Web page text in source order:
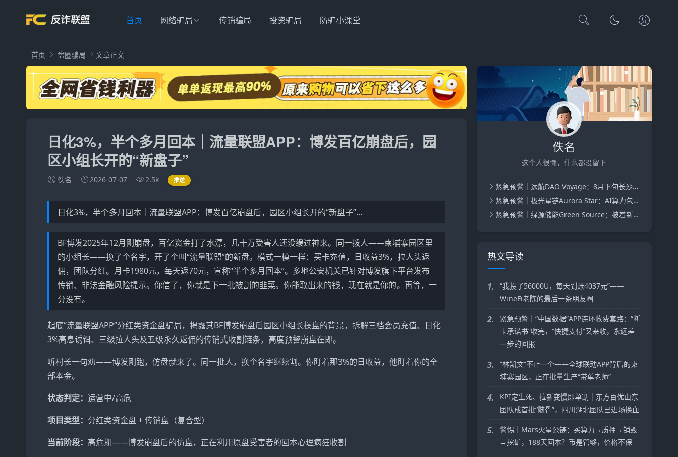
首页 网络骗局 传销骗局 投资骗局 防骗小课堂
首页 盘圈骗局 文章正文
日化3%，半个多月回本｜流量联盟APP：博发百亿崩盘后，园
区小组长开的“新盘子”
佚名 2026-07-07 2.5k 推送
日化3%，半个多月回本｜流量联盟APP：博发百亿崩盘后，园区小组长开的“新盘子”...
BF博发2025年12月刚崩盘，百亿资金打了水漂，几十万受害人还没缓过神来。同一拨人——柬埔寨园区里
的小组长——换了个名字，开了个叫“流量联盟”的新盘。模式一模一样：买卡充值，日收益3%，拉人头返
佣，团队分红。月卡1980元，每天返70元，宣称“半个多月回本”。多地公安机关已针对博发旗下平台发布
传销、非法金融风险提示。你信了，你就是下一批被割的韭菜。你能取出来的钱，现在就是你的。再等，一
分没有。
起底“流量联盟APP”分红类资金盘骗局，揭露其BF博发崩盘后园区小组长操盘的背景，拆解三档会员充值、日化
3%高息诱饵、三级拉人头及五级永久返佣的传销式收割链条，高度预警崩盘在即。
听村长一句劝——博发刚跑，仿盘就来了。同一批人，换个名字继续割。你盯着那3%的日收益，他盯着你的全
部本金。
状态判定： 运营中/高危
项目类型： 分红类资金盘 + 传销盘（复合型）
当前阶段： 高危期——博发崩盘后的仿盘，正在利用原盘受害者的回本心理疯狂收割
佚名
这个人很懒，什么都没留下
紧急预警｜远航DAO Voyage：8月下旬长沙启动大会，旧盘团队平移，RWA+大宗商品包装——又是庞氏滚盘的老剧本
紧急预警｜极光星链Aurora Star：AI算力包装下的快盘骗局，认购即入坑
紧急预警｜绿源储能Green Source：披着新能源外衣的庞氏传销盘，8月千人大会就是收割信号
热文导读
1.
“我投了56000U，每天到账4037元”——
WineFi老陈的最后一条朋友圈
2.
紧急预警｜“中国数据”APP连环收费套路：“断
卡承诺书”收完，“快捷支付”又来收，永远差
一步的回报
3.
“林凯文”不止一个——全球联动APP背后的柬
埔寨园区，正在批量生产“带单老师”
4.
KPI定生死、拉新变慢即单割｜东方百优山东
团队成首批“骸骨”，四川湖北团队已进场换血
5.
警惕｜Mars火星公链：买算力→质押→销毁
→挖矿，188天回本？币是管够，价格不保